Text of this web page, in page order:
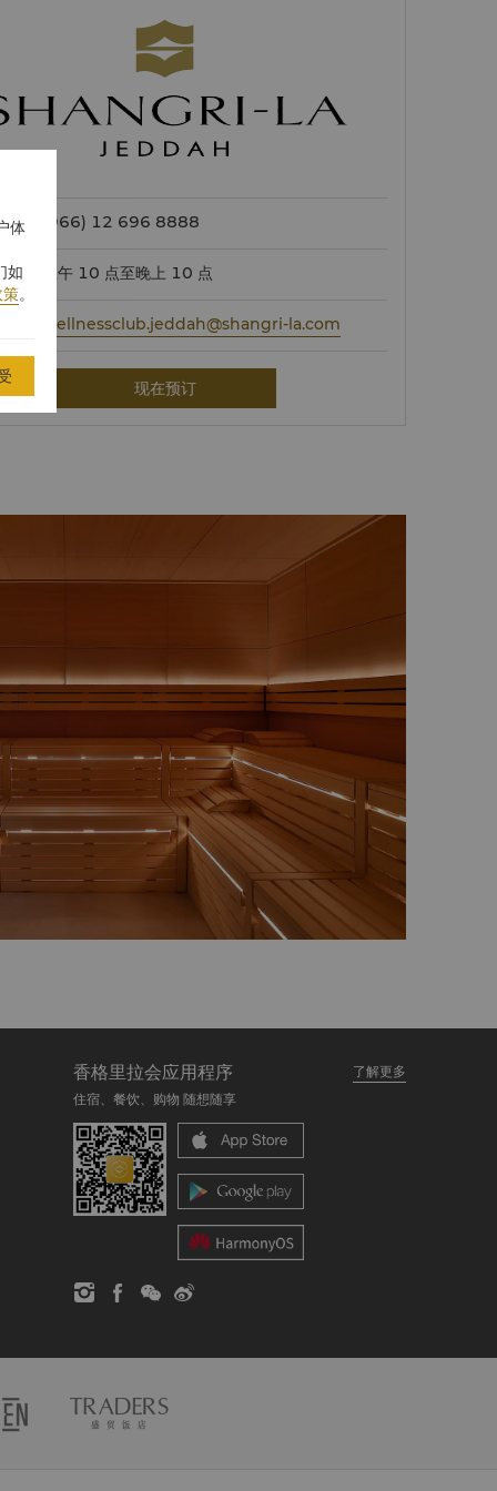
(966) 12 696 8888
上午 10 点至晚上 10 点
wellnessclub.jeddah@shangri-la.com
现在预订
香格里拉会应用程序
了解更多
住宿、餐饮、购物 随想随享
体
如
。